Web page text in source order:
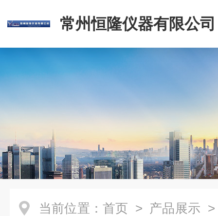
常州恒隆仪器有限公司
当前位置： 首页 > 产品展示